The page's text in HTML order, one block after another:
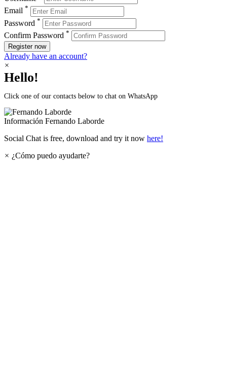
Email *
Password *
Confirm Password *
Register now
Already have an account?
×
Hello!
Click one of our contacts below to chat on WhatsApp
Información Fernando Laborde
Social Chat is free, download and try it now here!
× ¿Cómo puedo ayudarte?